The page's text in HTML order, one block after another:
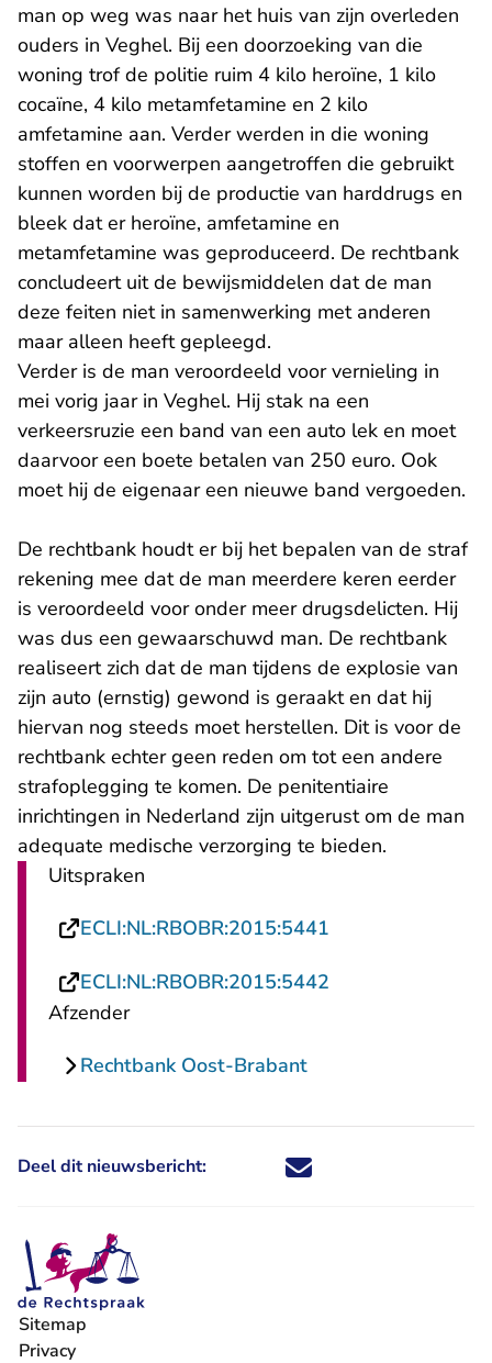
man op weg was naar het huis van zijn overleden
ouders in Veghel. Bij een doorzoeking van die
woning trof de politie ruim 4 kilo heroïne, 1 kilo
cocaïne, 4 kilo metamfetamine en 2 kilo
amfetamine aan. Verder werden in die woning
stoffen en voorwerpen aangetroffen die gebruikt
kunnen worden bij de productie van harddrugs en
bleek dat er heroïne, amfetamine en
metamfetamine was geproduceerd. De rechtbank
concludeert uit de bewijsmiddelen dat de man
deze feiten niet in samenwerking met anderen
maar alleen heeft gepleegd.
Verder is de man veroordeeld voor vernieling in
mei vorig jaar in Veghel. Hij stak na een
verkeersruzie een band van een auto lek en moet
daarvoor een boete betalen van 250 euro. Ook
moet hij de eigenaar een nieuwe band vergoeden.
De rechtbank houdt er bij het bepalen van de straf
rekening mee dat de man meerdere keren eerder
is veroordeeld voor onder meer drugsdelicten. Hij
was dus een gewaarschuwd man. De rechtbank
realiseert zich dat de man tijdens de explosie van
zijn auto (ernstig) gewond is geraakt en dat hij
hiervan nog steeds moet herstellen. Dit is voor de
rechtbank echter geen reden om tot een andere
strafoplegging te komen. De penitentiaire
inrichtingen in Nederland zijn uitgerust om de man
adequate medische verzorging te bieden.
Uitspraken
ECLI:NL:RBOBR:2015:5441
ECLI:NL:RBOBR:2015:5442
Afzender
Rechtbank Oost-Brabant
Deel dit nieuwsbericht: Deel dit nieuwsbericht via X -
Deel dit nieuwsbericht via
Deel dit nieuwsbericht
Deel dit
Sitemap
Privacy